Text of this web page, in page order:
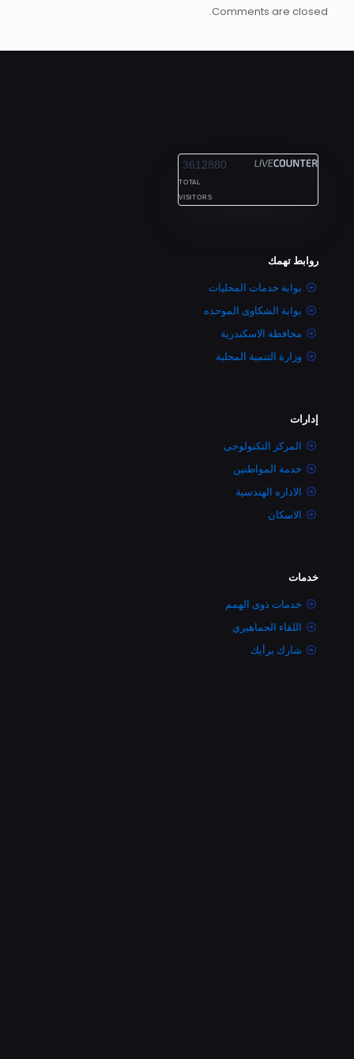
Comments are closed.
3612880
TOTAL
VISITORS
روابط تهمك
بوابة خدمات المحليات
بوابة الشكاوى الموحده
محافظة الاسكندرية
وزارة التنمية المحلية
إدارات
المركز التكنولوجى
خدمة المواطنين
الاداره الهندسية
الاسكان
خدمات
خدمات ذوى الهمم
اللقاء الجماهيري
شارك برأيك